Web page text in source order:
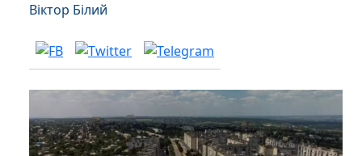
Віктор Білий